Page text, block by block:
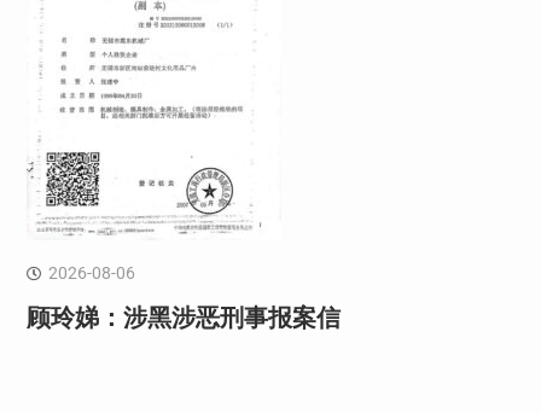
2026-08-06
顾玲娣：涉黑涉恶刑事报案信